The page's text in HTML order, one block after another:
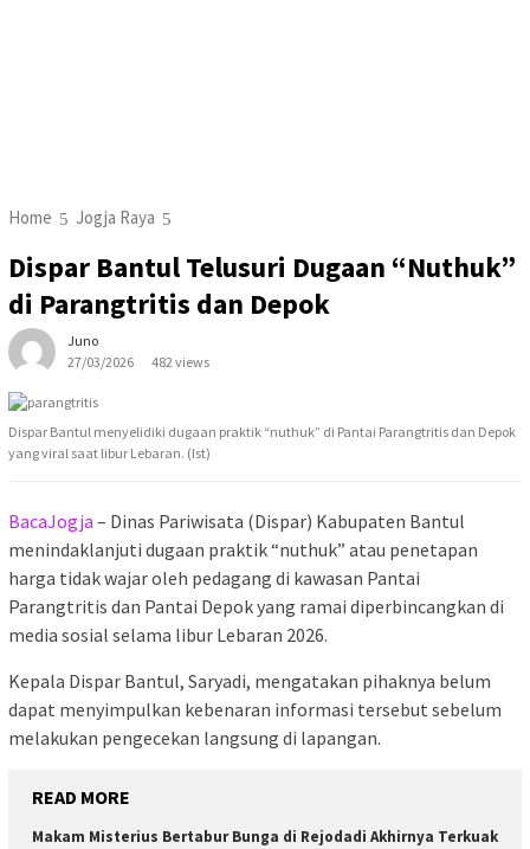
Home Jogja Raya
Dispar Bantul Telusuri Dugaan “Nuthuk”
di Parangtritis dan Depok
Juno
27/03/2026
482 views
Dispar Bantul menyelidiki dugaan praktik “nuthuk” di Pantai Parangtritis dan Depok
yang viral saat libur Lebaran. (Ist)
BacaJogja – Dinas Pariwisata (Dispar) Kabupaten Bantul
menindaklanjuti dugaan praktik “nuthuk” atau penetapan
harga tidak wajar oleh pedagang di kawasan Pantai
Parangtritis dan Pantai Depok yang ramai diperbincangkan di
media sosial selama libur Lebaran 2026.
Kepala Dispar Bantul, Saryadi, mengatakan pihaknya belum
dapat menyimpulkan kebenaran informasi tersebut sebelum
melakukan pengecekan langsung di lapangan.
READ MORE
Makam Misterius Bertabur Bunga di Rejodadi Akhirnya Terkuak